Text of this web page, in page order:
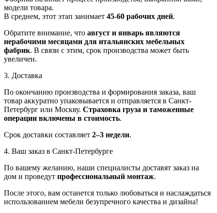
модели товара.
В среднем, этот этап занимает 45-60 рабочих дней.
Обратите внимание, что август и январь являются
нерабочими месяцами для итальянских мебельных
фабрик. В связи с этим, срок производства может быть
увеличен.
3. Доставка
По окончанию производства и формирования заказа, ваш
товар аккуратно упаковывается и отправляется в Санкт-
Петербург или Москву. Страховка груза и таможенные
операции включены в стоимость.
Срок доставки составляет 2–3 недели.
4. Ваш заказ в Санкт-Петербурге
По вашему желанию, наши специалисты доставят заказ на
дом и проведут профессиональный монтаж.
После этого, вам останется только любоваться и наслаждаться
использованием мебели безупречного качества и дизайна!